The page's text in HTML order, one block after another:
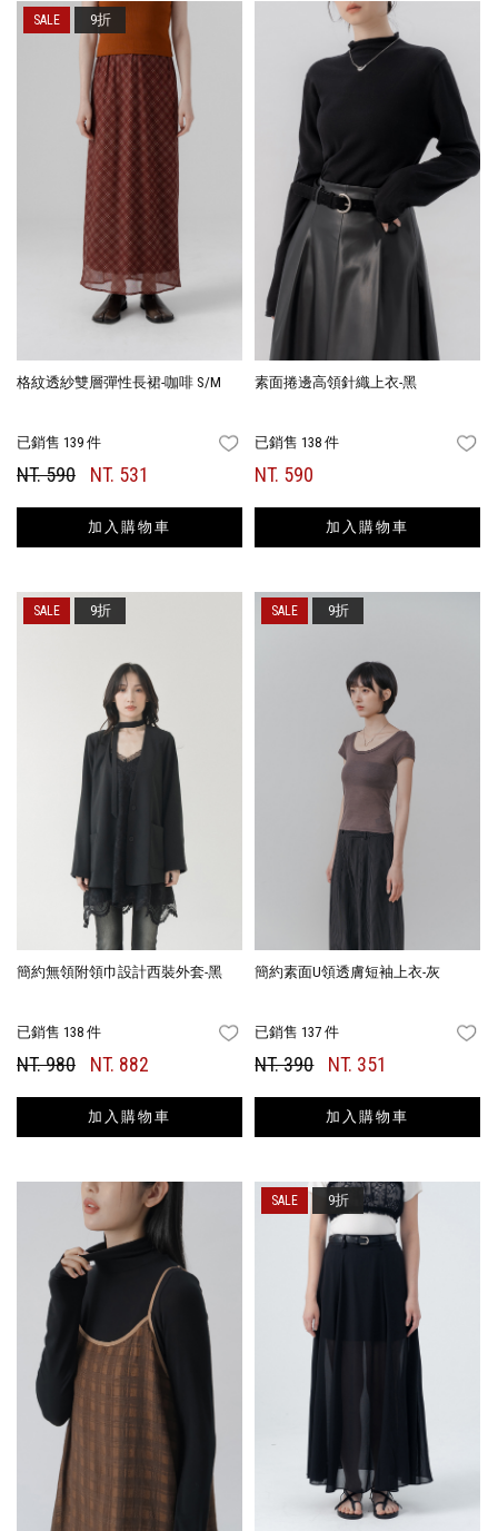
格紋透紗雙層彈性長裙-咖啡 S/M
已銷售 139 件 FAVORITES
NT. 590 NT. 531
加入購物車
9折
素面捲邊高領針織上衣-黑
已銷售 138 件
NT. 590
加入購物車
簡約無領附領巾設計西裝外套-黑
已銷售 138 件 FAVORITES
NT. 980 NT. 882
加入購物車
9折
簡約素面U領透膚短袖上衣-灰
已銷售 137 件
NT. 390 NT. 351
加入購物車
9折
9折